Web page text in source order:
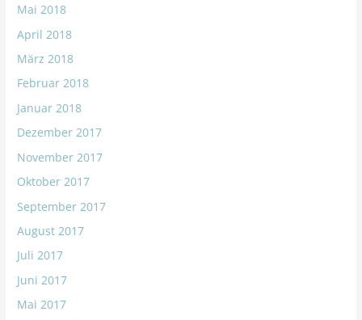
Mai 2018
April 2018
März 2018
Februar 2018
Januar 2018
Dezember 2017
November 2017
Oktober 2017
September 2017
August 2017
Juli 2017
Juni 2017
Mai 2017